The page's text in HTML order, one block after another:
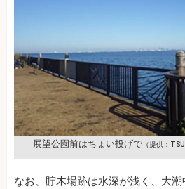
展望公園前はちょい投げで （提供：
なお、貯木場跡は水深が浅く、大